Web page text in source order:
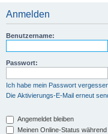
Anmelden
Benutzername:
Passwort:
Ich habe mein Passwort
Die Aktivierungs-E-Mail erneut
Angemeldet bleiben
Meinen Online-Status